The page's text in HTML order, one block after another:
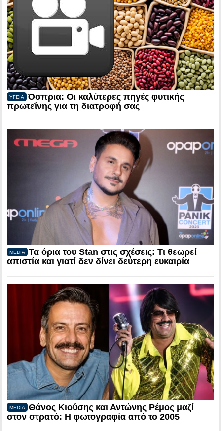
ΥΓΕΙΑ
Όσπρια: Οι καλύτερες πηγές φυτικής
πρωτεΐνης για τη διατροφή σας
MEDIA
Τα όρια του Stan στις σχέσεις: Τι θεωρεί
απιστία και γιατί δεν δίνει δεύτερη ευκαιρία
MEDIA
Θάνος Κιούσης και Αντώνης Ρέμος μαζί
στον στρατό: Η φωτογραφία από το 2005